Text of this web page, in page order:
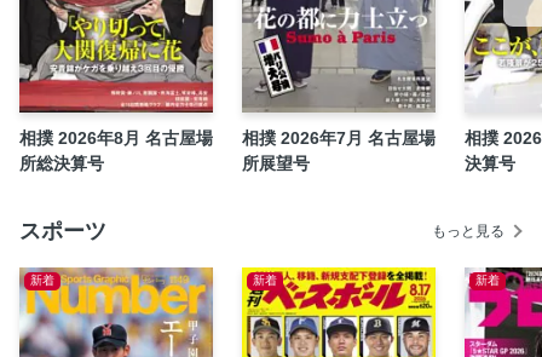
年記念パーティー
〈相撲観戦がもっと楽しくなる 技の世界115〉長谷川の相撲
隔月連載 力の士ここにあり！琴栄峰 央起［佐渡ケ嶽］
家族が語る関取はじめて物語156 母・川渕由香里さんが語る
一意 虎風［木瀬］
目次
大相撲パリ公演現地ルポ1万5000人が連日熱狂！
「大相撲中継」中継◎能町みね子
〈記録の手帖〉5月場所、役力士5人休場の余波
関取立志伝 千代丸一樹［九重］
相撲 2026年8月 名古屋場
所総決算号
相撲 2026年7月 名古屋場
所展望号
相撲
決算号
スポーツ もっと見る
新着 新着 新着